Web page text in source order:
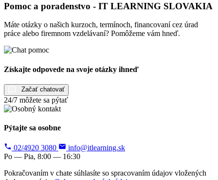
Pomoc a poradenstvo - IT LEARNING SLOVAKIA
Máte otázky o našich kurzoch, termínoch, financovaní cez úrad
práce alebo firemnom vzdelávaní? Pomôžeme vám hneď.
Získajte odpovede na svoje otázky ihneď
Začať chatovať
24/7 môžete sa pýtať
Pýtajte sa osobne
02/4920 3080
info@itlearning.sk
Po — Pia, 8:00 — 16:30
Pokračovaním v chate súhlasíte so spracovaním údajov vložených